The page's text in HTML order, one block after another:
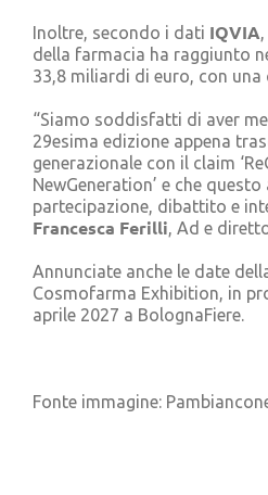
Inoltre, secondo i dati IQVIA
della farmacia ha raggiunto
33,8 miliardi di euro, con una
“Siamo soddisfatti di aver
29esima edizione appena
generazionale con il claim
NewGeneration’ e che
partecipazione, dibattito e
Francesca Ferilli, Ad e
Annunciate anche le date
Cosmofarma Exhibition, in
aprile 2027 a BolognaFiere.
Fonte immagine: